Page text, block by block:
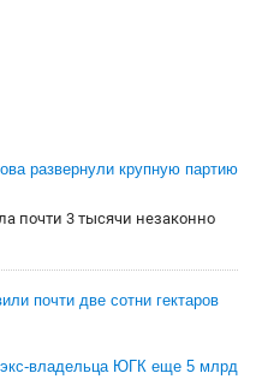
развернули крупную партию
почти 3 тысячи незаконно
почти две сотни гектаров
экс-владельца ЮГК еще 5 млрд